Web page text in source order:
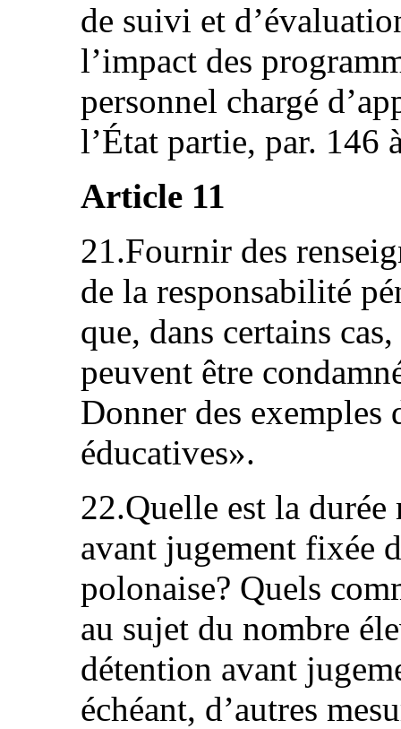
de suivi et
l’impact des
personnel chargé
l’État partie, par. 146
Article 11
21.Fournir des
de la responsabilité
que, dans certains
peuvent être
Donner des exemples
éducatives».
22.Quelle est la
avant jugement fixée
polonaise? Quels
au sujet du nombre
détention avant
échéant, d’autres